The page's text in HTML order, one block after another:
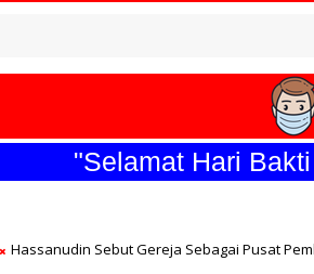
"Selamat Hari Bakti
Hassanudin Sebut Gereja Sebagai Pusat